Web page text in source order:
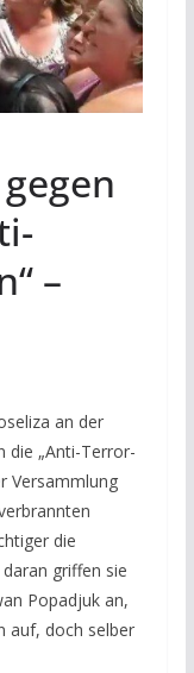
–
an der
die „Anti-Terror-
Versammlung
die
griffen sie
Popadjuk an,
auf, doch selber